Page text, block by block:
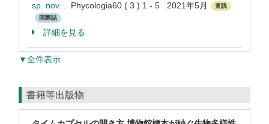
sp. nov. . Phycologia60 ( 3 ) 1 - 5 2021年5月
査読
国際誌
詳細を見る
▼全件表示
書籍等出版物